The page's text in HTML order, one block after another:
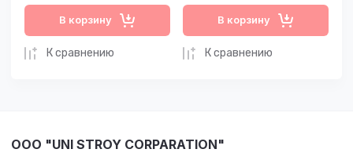
В корзину
К сравнению
В корзину
К сравнению
OOO "UNI STROY CORPARATION"